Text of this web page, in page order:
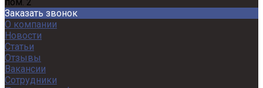
Заказать звонок
О компании
Новости
Статьи
Отзывы
Вакансии
Сотрудники